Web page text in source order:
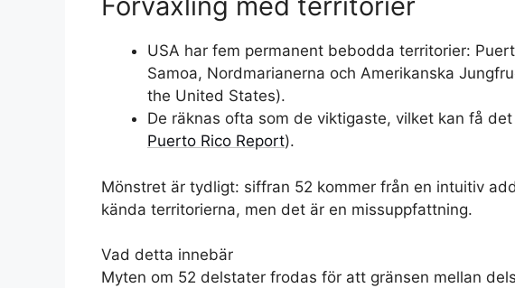
USA har fem permanent bebodda territorier:
Samoa, Nordmarianerna och Amerikanska
the United States).
De räknas ofta som de viktigaste, vilket kan få
Puerto Rico Report).
Mönstret är tydligt: siffran 52 kommer från en intuitiv
kända territorierna, men det är en missuppfattning.
Vad detta innebär
Myten om 52 delstater frodas för att gränsen mellan